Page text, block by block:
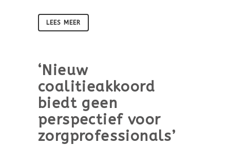
LEES MEER
‘Nieuw
coalitieakkoord
biedt geen
perspectief voor
zorgprofessionals’